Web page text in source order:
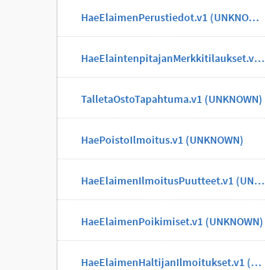
HaeElaimenPerustiedot.v1 (UNKNOWN)
HaeElaintenpitajanMerkkitilaukset.v1 (UNKNOWN)
TalletaOstoTapahtuma.v1 (UNKNOWN)
HaePoistoIlmoitus.v1 (UNKNOWN)
HaeElaimenIlmoitusPuutteet.v1 (UNKNOWN)
HaeElaimenPoikimiset.v1 (UNKNOWN)
HaeElaimenHaltijanIlmoitukset.v1 (UNKNOWN)